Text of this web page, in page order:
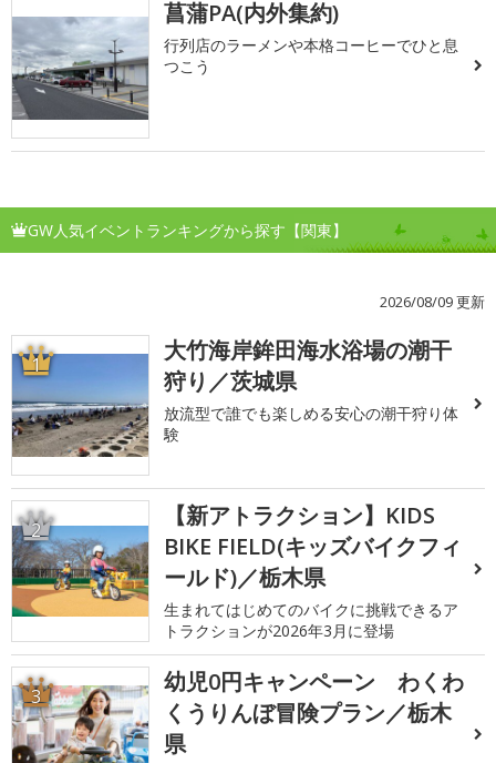
菖蒲PA(内外集約)
行列店のラーメンや本格コーヒーでひと息
つこう
GW人気イベントランキングから探す【関東】
2026/08/09 更新
1
大竹海岸鉾田海水浴場の潮干
狩り／茨城県
放流型で誰でも楽しめる安心の潮干狩り体
験
2
【新アトラクション】KIDS
BIKE FIELD(キッズバイクフィ
ールド)／栃木県
生まれてはじめてのバイクに挑戦できるア
トラクションが2026年3月に登場
3
幼児0円キャンペーン わくわ
くうりんぼ冒険プラン／栃木
県